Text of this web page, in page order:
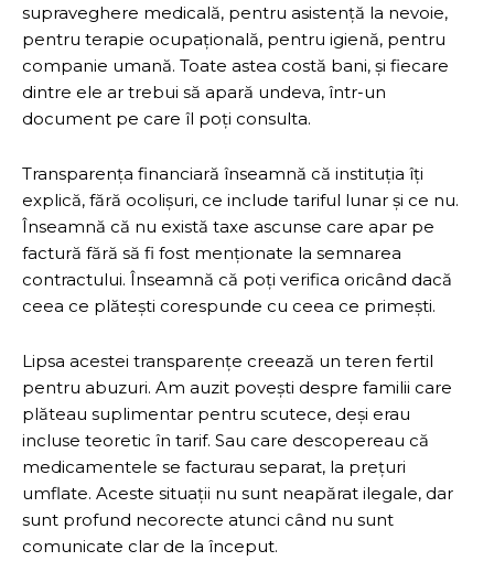
supraveghere medicală, pentru asistență la nevoie,
pentru terapie ocupațională, pentru igienă, pentru
companie umană. Toate astea costă bani, și fiecare
dintre ele ar trebui să apară undeva, într-un
document pe care îl poți consulta.
Transparența financiară înseamnă că instituția îți
explică, fără ocolișuri, ce include tariful lunar și ce nu.
Înseamnă că nu există taxe ascunse care apar pe
factură fără să fi fost menționate la semnarea
contractului. Înseamnă că poți verifica oricând dacă
ceea ce plătești corespunde cu ceea ce primești.
Lipsa acestei transparențe creează un teren fertil
pentru abuzuri. Am auzit povești despre familii care
plăteau suplimentar pentru scutece, deși erau
incluse teoretic în tarif. Sau care descopereau că
medicamentele se facturau separat, la prețuri
umflate. Aceste situații nu sunt neapărat ilegale, dar
sunt profund necorecte atunci când nu sunt
comunicate clar de la început.